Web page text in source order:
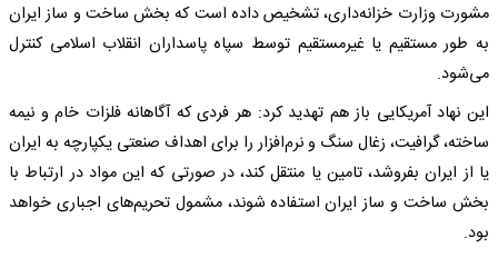
مشورت وزارت خزانه‌داری، تشخیص داده است که بخش ساخت و ساز ایران
به طور مستقیم یا غیرمستقیم توسط سپاه پاسداران انقلاب اسلامی کنترل
می‌شود.
این نهاد آمریکایی باز هم تهدید کرد: هر فردی که آگاهانه فلزات خام و نیمه‌
ساخته، گرافیت، زغال سنگ و نرم‌افزار را برای اهداف صنعتی یکپارچه به ایران
یا از ایران بفروشد، تامین یا منتقل کند، در صورتی که این مواد در ارتباط با
بخش ساخت و ساز ایران استفاده شوند، مشمول تحریم‌های اجباری خواهد
بود.